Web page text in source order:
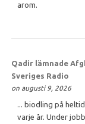
arom.
Qadir lämnade
Sveriges Radio
on augusti 9, 2026
... biodling på
varje år. Under